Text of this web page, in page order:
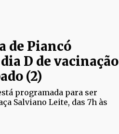
de Piancó
D de vacinação
(2)
programada para ser
Salviano Leite, das 7h às